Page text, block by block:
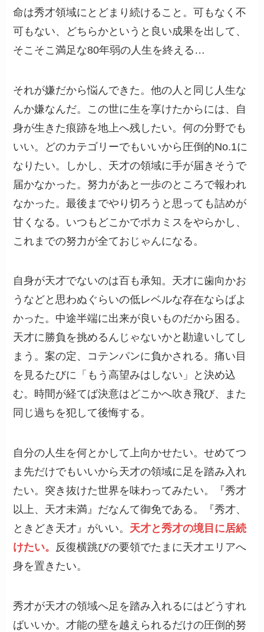
命は秀才領域にとどまり続けること。可もなく不
可もない、どちらかというと良い成果を出して、
そこそこ満足な80年弱の人生を終える…
それが嫌だから悩んできた。他の人と同じ人生な
んか嫌なんだ。この世に生を享けたからには、自
身が生きた痕跡を地上へ残したい。何の分野でも
いい。どのカテゴリーでもいいから圧倒的No.1に
なりたい。しかし、天才の領域に手が届きそうで
届かなかった。努力があと一歩のところで報われ
なかった。最後までやり切ろうと思っても詰めが
甘くなる。いつもどこかでポカミスをやらかし、
これまでの努力が全ておじゃんになる。
自身が天才でないのは百も承知。天才に歯向かお
うなどと思わぬぐらいの低レベルな存在ならばよ
かった。中途半端に出来が良いものだから困る。
天才に勝負を挑めるんじゃないかと勘違いしてし
まう。案の定、コテンパンに負かされる。痛い目
を見るたびに「もう高望みはしない」と決め込
む。時間が経てば決意はどこかへ吹き飛び、また
同じ過ちを犯して後悔する。
自分の人生を何とかして上向かせたい。せめてつ
ま先だけでもいいから天才の領域に足を踏み入れ
たい。突き抜けた世界を味わってみたい。『秀才
以上、天才未満』だなんて御免である。『秀才、
ときどき天才』がいい。 天才と秀才の境目に居続
けたい。 反復横跳びの要領でたまに天才エリアへ
身を置きたい。
秀才が天才の領域へ足を踏み入れるにはどうすれ
ばいいか。才能の壁を越えられるだけの圧倒的努